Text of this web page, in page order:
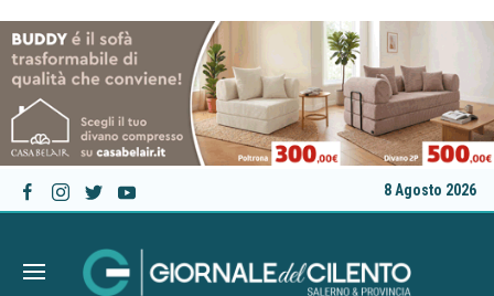
8 Agosto 2026